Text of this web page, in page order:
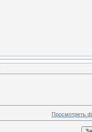
Просмотреть